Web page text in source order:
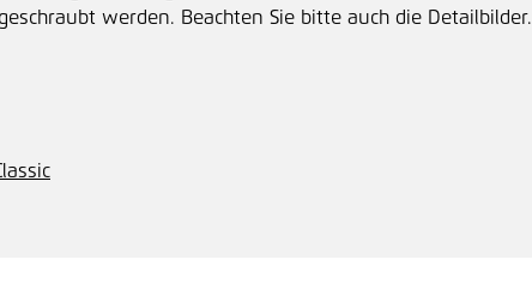
werden. Beachten Sie bitte auch die Detailbilder.